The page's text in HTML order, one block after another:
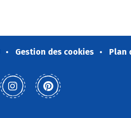
Gestion des cookies Plan